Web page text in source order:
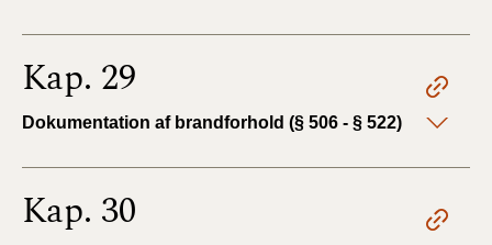
Kap. 29
Dokumentation af brandforhold (§ 506 - § 522)
Kap. 30